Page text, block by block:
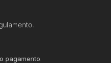
pagamento.